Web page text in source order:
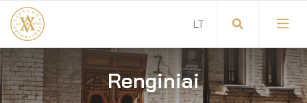
Visuotinis advokatų susirinkimas
Renginiai